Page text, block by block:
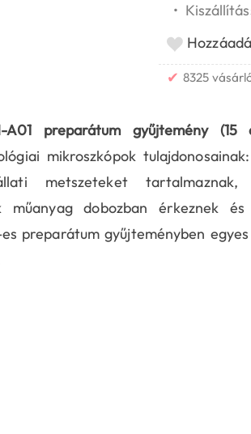
•
✔ 8325
A01 preparátum gyűjtemény (15
mikroszkópok
metszeteket tartalmaznak,
dobozban érkeznek és
preparátum gyűjteményben